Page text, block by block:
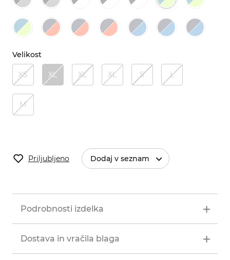
Velikost
XS XL XL XL S L
M
Priljubljeno Dodaj v seznam
Podrobnosti izdelka
Dostava in vračila blaga